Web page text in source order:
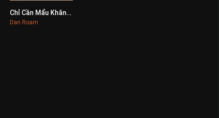
0Chỉ Cần Mẩu Khăn Giấy
Dan Roam